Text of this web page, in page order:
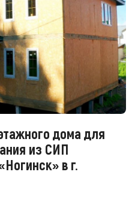
дома для
из СИП
в г.